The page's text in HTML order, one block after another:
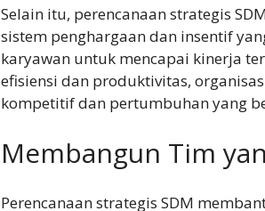
Selain itu, perencanaan strategis
sistem penghargaan dan insentif
karyawan untuk mencapai kinerja
efisiensi dan produktivitas,
kompetitif dan pertumbuhan yang
Membangun Tim
Perencanaan strategis SDM